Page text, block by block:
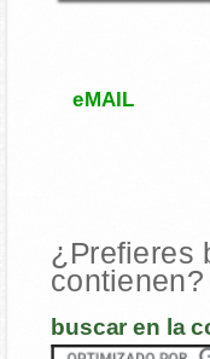
eMAIL
¿Prefieres
buscar en la